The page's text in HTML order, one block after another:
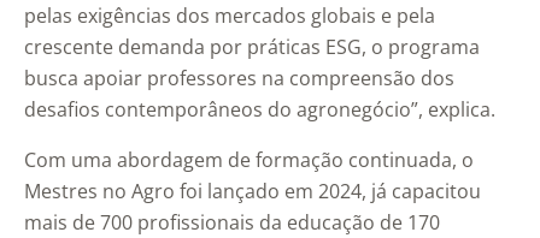
pelas exigências dos mercados globais e pela
crescente demanda por práticas ESG, o programa
busca apoiar professores na compreensão dos
desafios contemporâneos do agronegócio”, explica.
Com uma abordagem de formação continuada, o
Mestres no Agro foi lançado em 2024, já capacitou
mais de 700 profissionais da educação de 170